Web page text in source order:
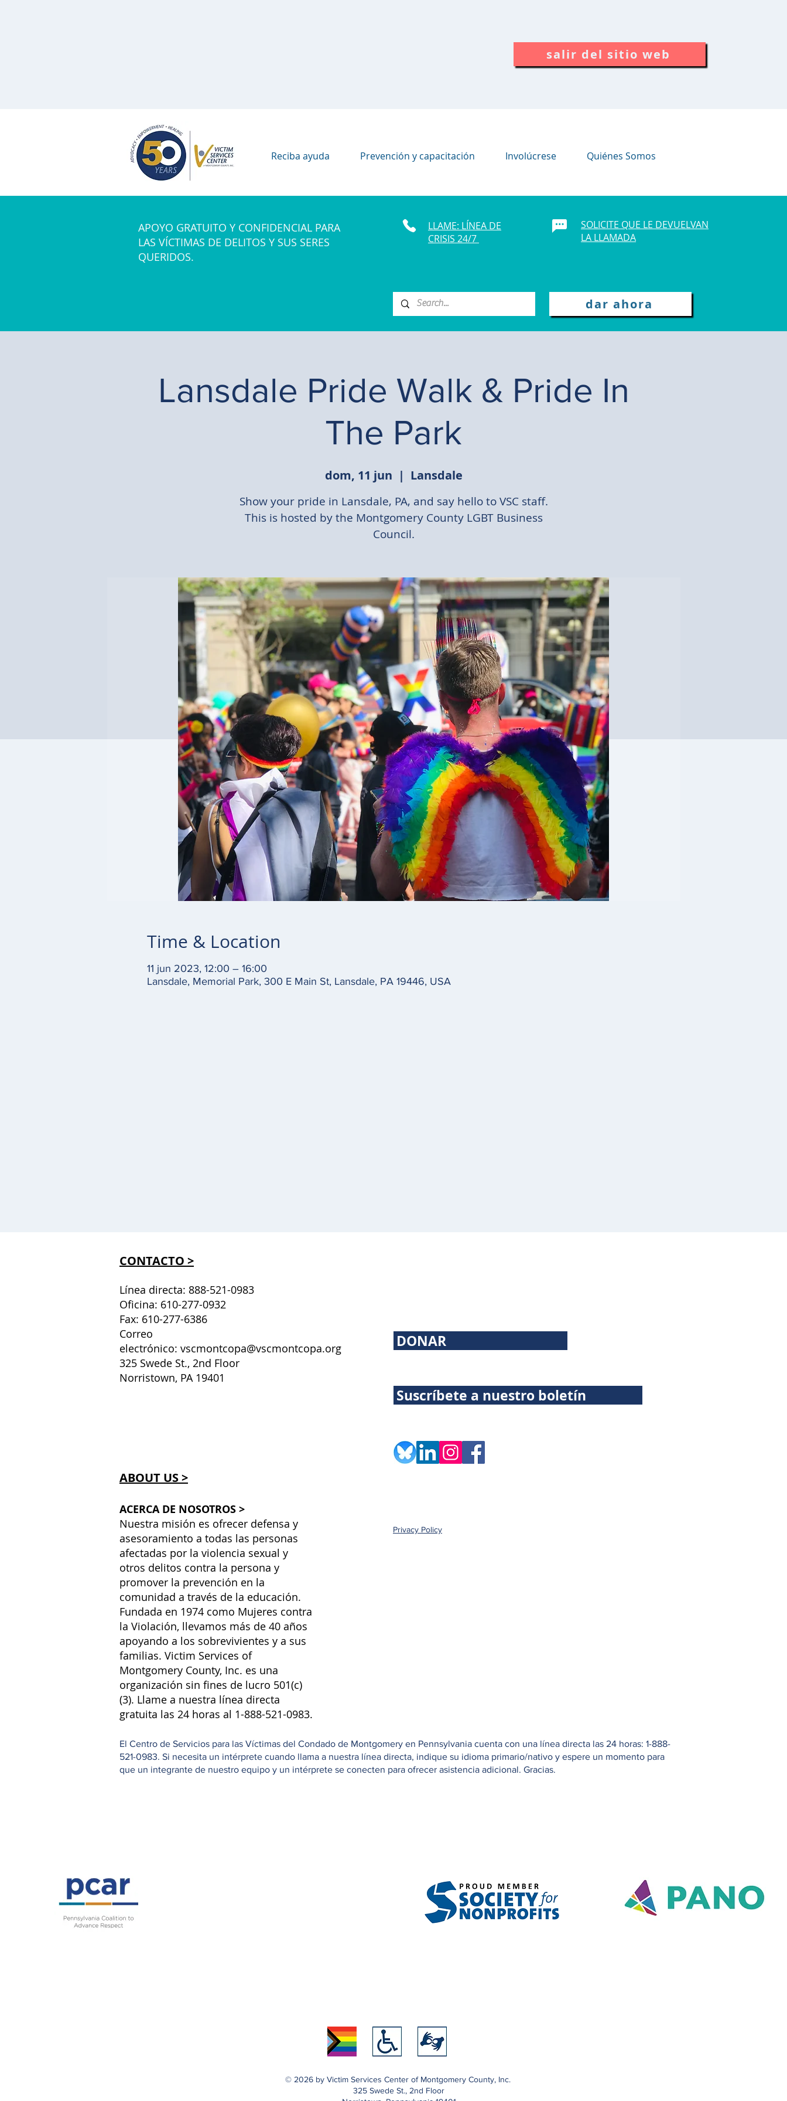
salir del sitio web
Reciba ayuda Prevención y capacitación Involúcrese Quiénes Somos
APOYO GRATUITO Y CONFIDENCIAL PARA
LAS VÍCTIMAS DE DELITOS Y SUS SERES
QUERIDOS.
LLAME: LÍNEA DE
CRISIS 24/7
SOLICITE QUE LE DEVUELVAN
LA LLAMADA
dar ahora
Lansdale Pride Walk & Pride In
The Park
dom, 11 jun
  |
Lansdale
Show your pride in Lansdale, PA, and say hello to VSC staff.
This is hosted by the Montgomery County LGBT Business
Council.
Time & Location
11 jun 2023, 12:00 – 16:00
Lansdale, Memorial Park, 300 E Main St, Lansdale, PA 19446, USA
CONTACTO >
Línea directa: 888-521-0983
Oficina: 610-277-0932
Fax: 610-277-6386
Correo
electrónico: vscmontcopa@vscmontcopa.org
325 Swede St., 2nd Floor
Norristown, PA 19401
DONAR
Suscríbete a nuestro boletín
ABOUT US >
ACERCA DE NOSOTROS >
Nuestra misión es ofrecer defensa y
asesoramiento a todas las personas
afectadas por la violencia sexual y
otros delitos contra la persona y
promover la prevención en la
comunidad a través de la educación.
Fundada en 1974 como Mujeres contra
la Violación, llevamos más de 40 años
apoyando a los sobrevivientes y a sus
familias. Victim Services of
Montgomery County, Inc. es una
organización sin fines de lucro 501(c)
(3). Llame a nuestra línea directa
gratuita las 24 horas al 1-888-521-0983.
Privacy Policy
El Centro de Servicios para las Víctimas del Condado de Montgomery en Pennsylvania cuenta con una línea directa las 24 horas: 1-888-
521-0983. Si necesita un intérprete cuando llama a nuestra línea directa, indique su idioma primario/nativo y espere un momento para
que un integrante de nuestro equipo y un intérprete se conecten para ofrecer asistencia adicional. Gracias.
© 2026 by Victim Services Center of Montgomery County, Inc.
325 Swede St., 2nd Floor